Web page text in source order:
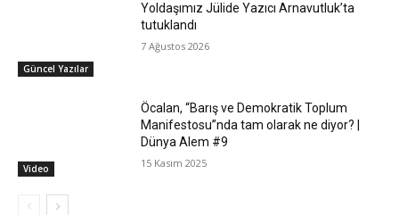
Güncel Yazılar
Yoldaşımız Jülide Yazıcı Arnavutluk’ta
tutuklandı
7 Ağustos 2026
Video
Öcalan, “Barış ve Demokratik Toplum
Manifestosu”nda tam olarak ne diyor? |
Dünya Alem #9
15 Kasım 2025